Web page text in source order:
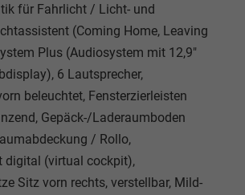
für Fahrlicht / Licht- und
(Coming Home, Leaving
Plus (Audiosystem mit 12,9"
6 Lautsprecher,
beleuchtet, Fensterzierleisten
Gepäck-/Laderaumboden
/ Rollo,
digital (virtual cockpit),
Sitz vorn rechts, verstellbar, Mild-